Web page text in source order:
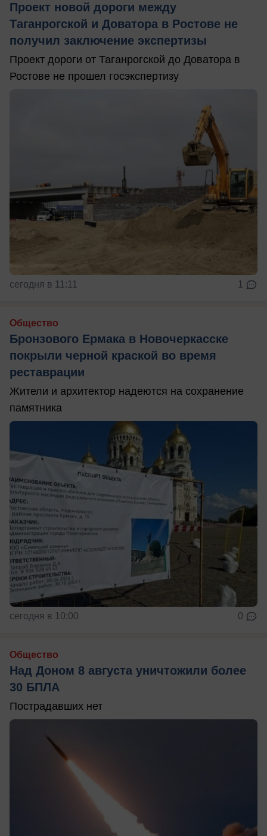
Проект новой дороги между
Таганрогской и Доватора в Ростове не
получил заключение экспертизы
Проект дороги от Таганрогской до Доватора в
Ростове не прошел госэкспертизу
сегодня в 11:11 1
Общество
Бронзового Ермака в Новочеркасске
покрыли черной краской во время
реставрации
Жители и архитектор надеются на сохранение
памятника
сегодня в 10:00 0
Общество
Над Доном 8 августа уничтожили более
30 БПЛА
Пострадавших нет